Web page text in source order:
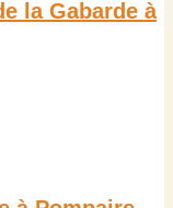
la Gabarde à